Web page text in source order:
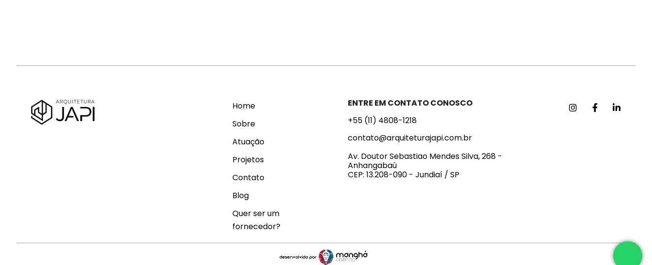
Home
Sobre
Atuação
Projetos
Contato
Blog
Quer ser um
fornecedor?
ENTRE EM CONTATO CONOSCO
+55 (11) 4808-1218
contato@arquiteturajapi.com.br
Av. Doutor Sebastiao Mendes Silva, 268 -
Anhangabaú
CEP: 13.208-090 - Jundiaí / SP